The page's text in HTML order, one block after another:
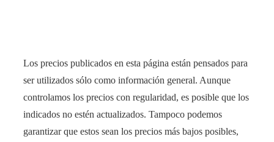
Los precios publicados en esta página están pensados para
ser utilizados sólo como información general. Aunque
controlamos los precios con regularidad, es posible que los
indicados no estén actualizados. Tampoco podemos
garantizar que estos sean los precios más bajos posibles,